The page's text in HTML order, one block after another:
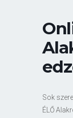
Sok
ÉLŐ